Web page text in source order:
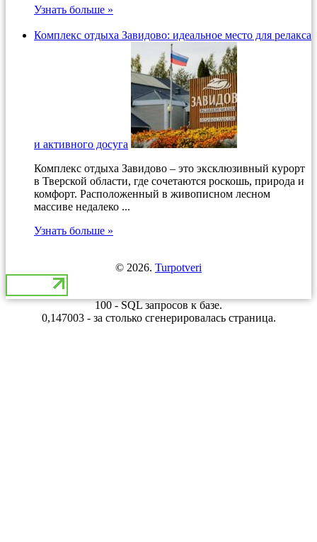
Узнать больше »
Комплекс отдыха Завидово: идеальное место для релакса
и активного досуга
Комплекс отдыха Завидово – это эксклюзивный курорт
в Тверской области, где сочетаются роскошь, природа и
комфорт. Расположенный в живописном лесном
массиве недалеко ...
Узнать больше »
© 2026. Turpotveri
100 - SQL запросов к базе.
0,147003 - за столько сгенерировалась страница.